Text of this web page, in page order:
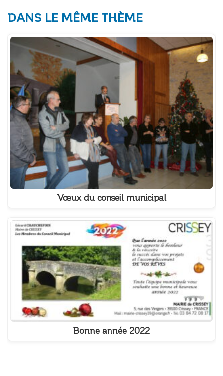
DANS LE MÊME THÈME
Vœux du conseil municipal
Bonne année 2022